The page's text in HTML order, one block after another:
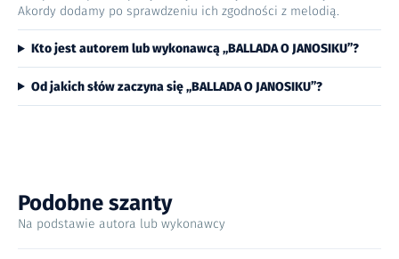
Akordy dodamy po sprawdzeniu ich zgodności z melodią.
Kto jest autorem lub wykonawcą „BALLADA O JANOSIKU”?
Od jakich słów zaczyna się „BALLADA O JANOSIKU”?
Podobne szanty
Na podstawie autora lub wykonawcy